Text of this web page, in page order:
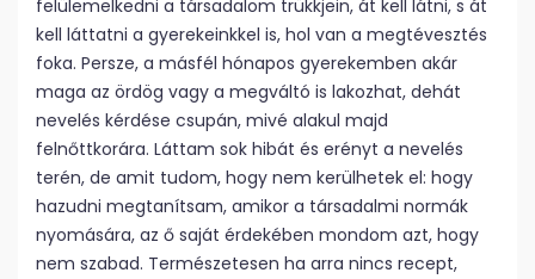
felülemelkedni a társadalom trükkjein, át kell látni, s át
kell láttatni a gyerekeinkkel is, hol van a megtévesztés
foka. Persze, a másfél hónapos gyerekemben akár
maga az ördög vagy a megváltó is lakozhat, dehát
nevelés kérdése csupán, mivé alakul majd
felnőttkorára. Láttam sok hibát és erényt a nevelés
terén, de amit tudom, hogy nem kerülhetek el: hogy
hazudni megtanítsam, amikor a társadalmi normák
nyomására, az ő saját érdekében mondom azt, hogy
nem szabad. Természetesen ha arra nincs recept,